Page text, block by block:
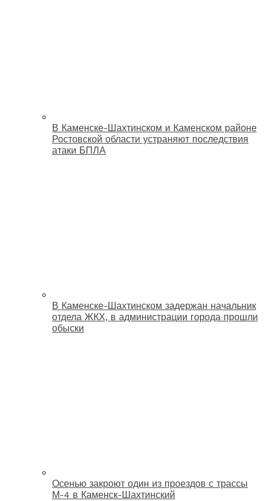
В Каменске-Шахтинском и Каменском районе
Ростовской области устраняют последствия
атаки БПЛА
В Каменске-Шахтинском задержан начальник
отдела ЖКХ, в администрации города прошли
обыски
Осенью закроют один из проездов с трассы
М-4 в Каменск-Шахтинский